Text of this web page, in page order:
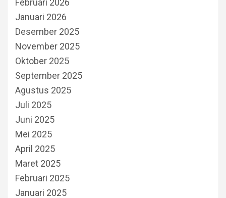
Februari 2026
Januari 2026
Desember 2025
November 2025
Oktober 2025
September 2025
Agustus 2025
Juli 2025
Juni 2025
Mei 2025
April 2025
Maret 2025
Februari 2025
Januari 2025